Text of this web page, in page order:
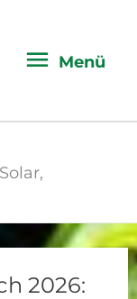
Menü
2026: